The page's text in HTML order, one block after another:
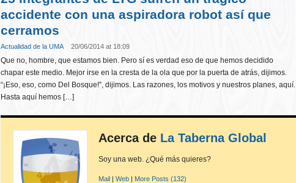
accidente con una aspiradora robot así que
cerramos
Actualidad de la UMA 20/06/2014 at 18:09
Que no, hombre, que estamos bien. Pero sí es verdad eso de que hemos decidido
chapar este medio. Mejor irse en la cresta de la ola que por la puerta de atrás, dijimos.
“¡Eso, eso, como Del Bosque!”, dijimos. Las razones, los motivos y nuestros planes, aquí.
Hasta aquí hemos […]
Acerca de La Taberna Global
Soy una web. ¿Qué más quieres?
Mail | Web | More Posts (132)